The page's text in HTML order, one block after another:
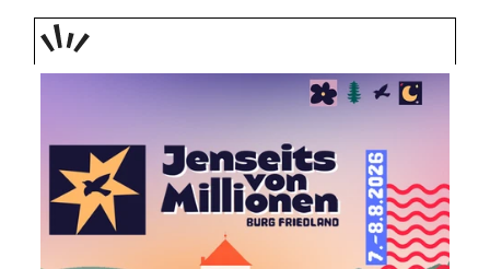
TAGE